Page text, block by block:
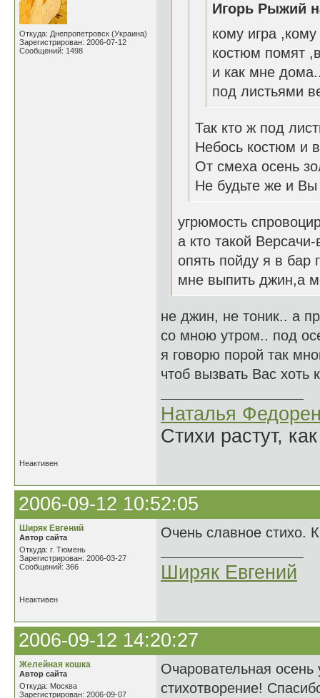
Откуда: Днепропетровск (Украина)
Зарегистрирован: 2006-07-12
Сообщений: 1498
Игорь Рыжий
кому игра
костюм помят
и как мне
под листьями
Так кто ж под
Небось костюм и
От смеха осень
Не будьте же и
угрюмость
а кто такой
опять пойду я в бар
мне выпить джин,а
не джин, не тоник.. а
со мною утром.. под
я говорю порой так
чтоб вызвать Вас хоть
Наталья
Стихи растут,
Неактивен
2006-09-12 10:52:05
Ширяк Евгений
Автор сайта
Откуда: г. Тюмень
Зарегистрирован: 2006-03-27
Сообщений: 366
Очень славное стихо.
Ширяк Евгений
Неактивен
2006-09-12 14:20:27
Желейная кошка
Автор сайта
Откуда: Москва
Зарегистрирован: 2006-09-07
Очаровательная
стихотворение!